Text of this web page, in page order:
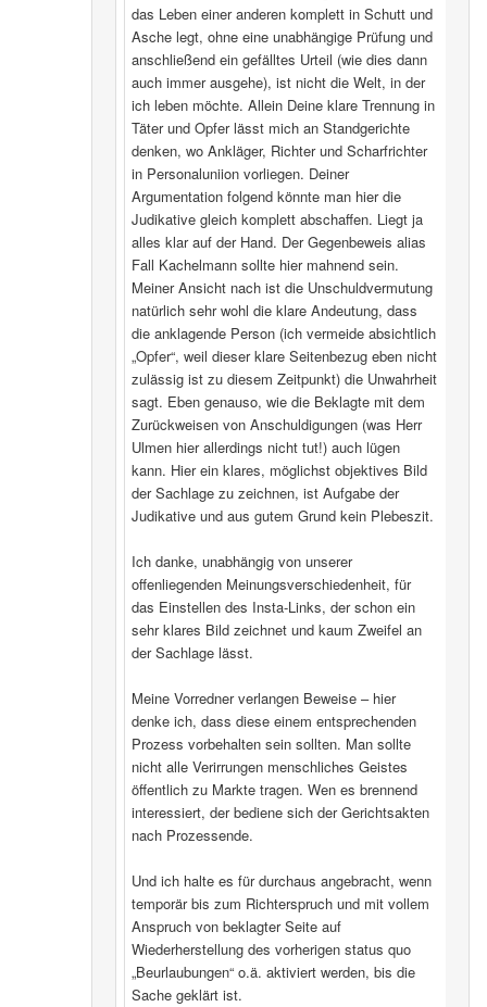
das Leben einer anderen komplett in Schutt und
Asche legt, ohne eine unabhängige Prüfung und
anschließend ein gefälltes Urteil (wie dies dann
auch immer ausgehe), ist nicht die Welt, in der
ich leben möchte. Allein Deine klare Trennung in
Täter und Opfer lässt mich an Standgerichte
denken, wo Ankläger, Richter und Scharfrichter
in Personaluniion vorliegen. Deiner
Argumentation folgend könnte man hier die
Judikative gleich komplett abschaffen. Liegt ja
alles klar auf der Hand. Der Gegenbeweis alias
Fall Kachelmann sollte hier mahnend sein.
Meiner Ansicht nach ist die Unschuldvermutung
natürlich sehr wohl die klare Andeutung, dass
die anklagende Person (ich vermeide absichtlich
„Opfer“, weil dieser klare Seitenbezug eben nicht
zulässig ist zu diesem Zeitpunkt) die Unwahrheit
sagt. Eben genauso, wie die Beklagte mit dem
Zurückweisen von Anschuldigungen (was Herr
Ulmen hier allerdings nicht tut!) auch lügen
kann. Hier ein klares, möglichst objektives Bild
der Sachlage zu zeichnen, ist Aufgabe der
Judikative und aus gutem Grund kein Plebeszit.
Ich danke, unabhängig von unserer
offenliegenden Meinungsverschiedenheit, für
das Einstellen des Insta-Links, der schon ein
sehr klares Bild zeichnet und kaum Zweifel an
der Sachlage lässt.
Meine Vorredner verlangen Beweise – hier
denke ich, dass diese einem entsprechenden
Prozess vorbehalten sein sollten. Man sollte
nicht alle Verirrungen menschliches Geistes
öffentlich zu Markte tragen. Wen es brennend
interessiert, der bediene sich der Gerichtsakten
nach Prozessende.
Und ich halte es für durchaus angebracht, wenn
temporär bis zum Richterspruch und mit vollem
Anspruch von beklagter Seite auf
Wiederherstellung des vorherigen status quo
„Beurlaubungen“ o.ä. aktiviert werden, bis die
Sache geklärt ist.